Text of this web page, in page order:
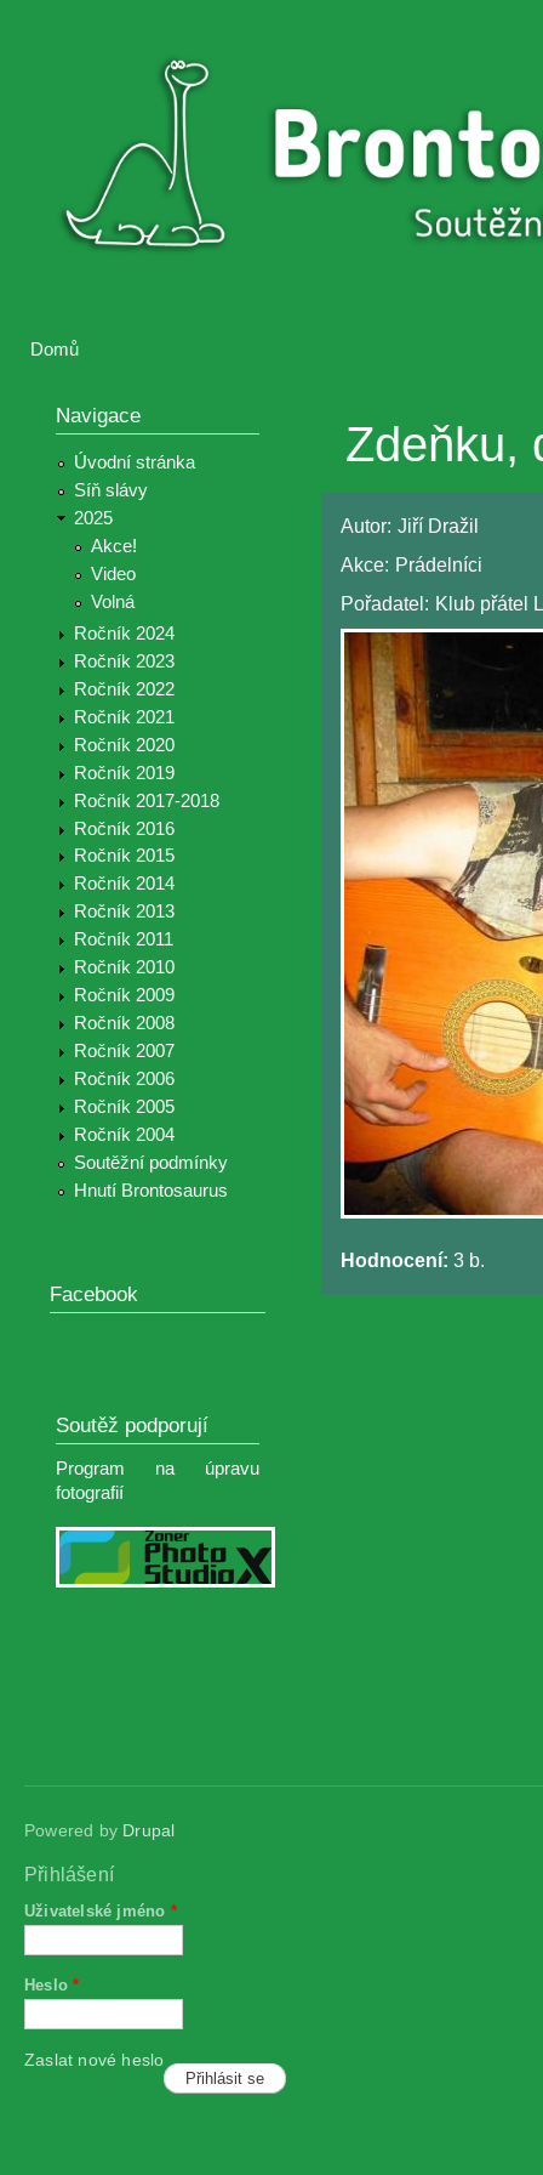
Brontosaurus
Brontosaurus
Domů
Navigace
Úvodní stránka
Síň slávy
2025
Akce!
Video
Volná
Ročník 2024
Ročník 2023
Ročník 2022
Ročník 2021
Ročník 2020
Ročník 2019
Ročník 2017-2018
Ročník 2016
Ročník 2015
Ročník 2014
Ročník 2013
Ročník 2011
Ročník 2010
Ročník 2009
Ročník 2008
Ročník 2007
Ročník 2006
Ročník 2005
Ročník 2004
Soutěžní podmínky
Hnutí Brontosaurus
Facebook
Soutěž podporují
Program na úpravu
fotografií
Zdeňku,
Autor: Jiří Dražil
Akce: Prádelníci
Pořadatel: Klub přátel
Hodnocení: 3 b.
Powered by Drupal
Přihlášení
Uživatelské jméno *
Heslo*
Zaslat nové heslo